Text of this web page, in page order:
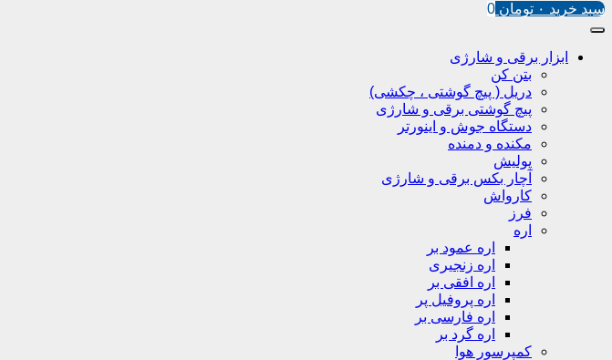
سبد خرید ۰ تومان 0
ابزار برقی و شارژی
بتن کن
دریل ( پیچ گوشتی ، چکشی)
پیچ گوشتی برقی و شارژی
دستگاه جوش و اینورتر
مکنده و دمنده
پولیش
آچار بکس برقی و شارژی
کارواش
فرز
اره
اره عمود بر
اره زنجیری
اره افقی بر
اره پروفیل پر
اره فارسی بر
اره گرد بر
کمپرسور هوا